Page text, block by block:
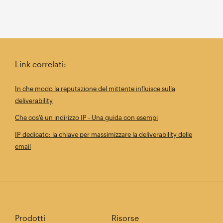
Link correlati:
In che modo la reputazione del mittente influisce sulla
deliverability
Che cos'è un indirizzo IP - Una guida con esempi
IP dedicato: la chiave per massimizzare la deliverability delle
email
Prodotti Risorse